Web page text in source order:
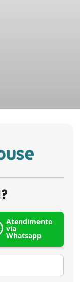
Atendimento
via
Whatsapp